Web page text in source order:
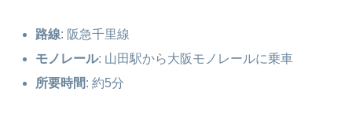
路線: 阪急千里線
モノレール: 山田駅から大阪モノレールに乗車
所要時間: 約5分